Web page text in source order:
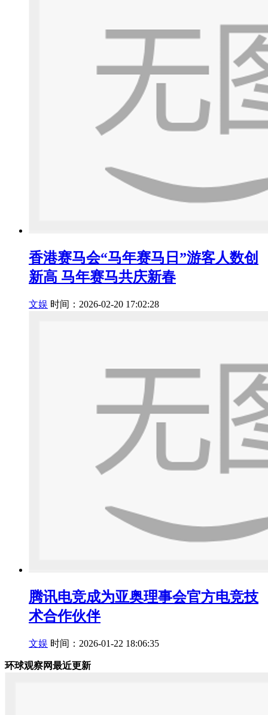
香港赛马会“马年赛马日”游客人数创
新高 马年赛马共庆新春
文娱 时间：2026-02-20 17:02:28
腾讯电竞成为亚奥理事会官方电竞技
术合作伙伴
文娱 时间：2026-01-22 18:06:35
环球观察网最近更新